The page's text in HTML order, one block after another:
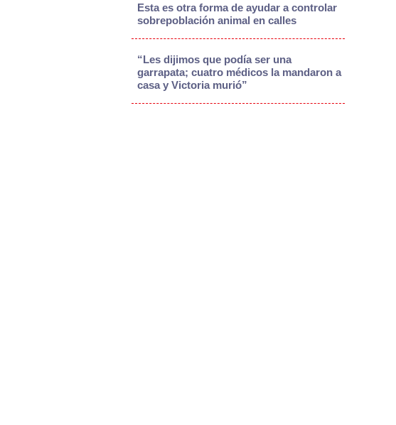
Esta es otra forma de ayudar a controlar
sobrepoblación animal en calles
“Les dijimos que podía ser una
garrapata; cuatro médicos la mandaron a
casa y Victoria murió”